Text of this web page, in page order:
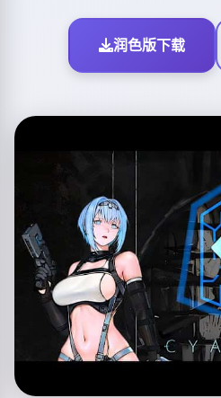
润色版下载